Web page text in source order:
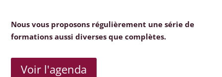
Nous vous proposons régulièrement une série de
formations aussi diverses que complètes.
Voir l'agenda